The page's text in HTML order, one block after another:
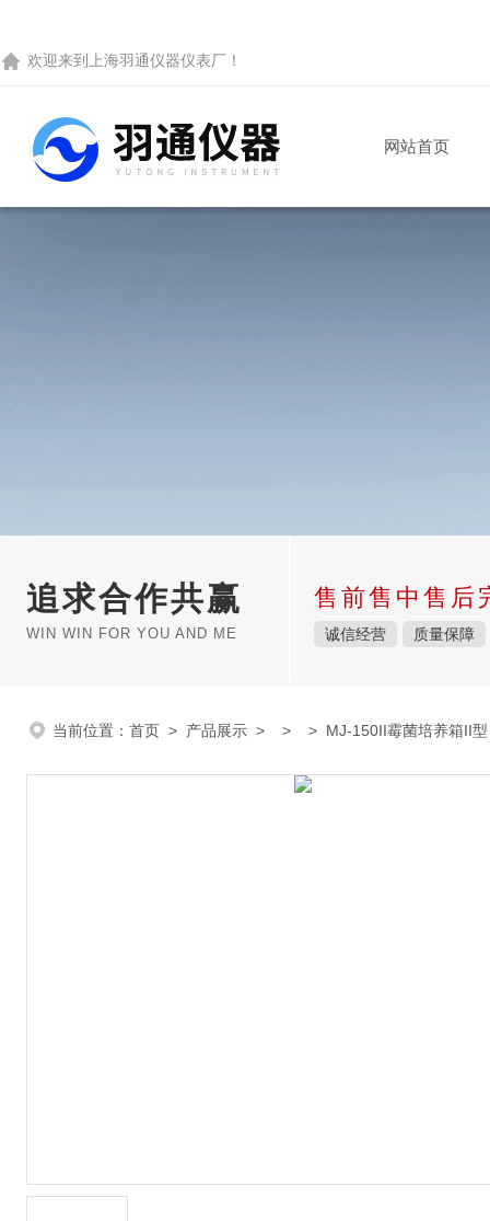
欢迎来到 上海羽通仪器仪表厂 ！
网站首页
追求合作共赢
WIN WIN FOR YOU AND ME
售前售中售后
诚信经营 质量保障
当前位置： 首页 > 产品展示 > > > MJ-150II霉菌培养箱II型